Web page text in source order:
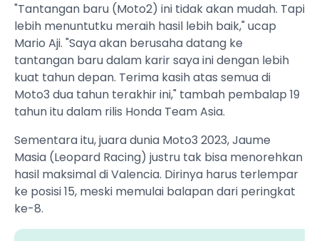
"Tantangan baru (Moto2) ini tidak akan mudah. Tapi
lebih menuntutku meraih hasil lebih baik," ucap
Mario Aji. "Saya akan berusaha datang ke
tantangan baru dalam karir saya ini dengan lebih
kuat tahun depan. Terima kasih atas semua di
Moto3 dua tahun terakhir ini," tambah pembalap 19
tahun itu dalam rilis Honda Team Asia.
Sementara itu, juara dunia Moto3 2023, Jaume
Masia (Leopard Racing) justru tak bisa menorehkan
hasil maksimal di Valencia. Dirinya harus terlempar
ke posisi 15, meski memulai balapan dari peringkat
ke-8.